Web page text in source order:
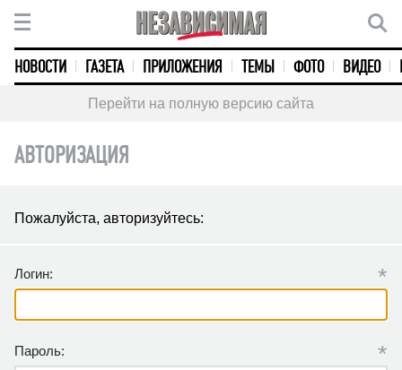
НОВОСТИ ГАЗЕТА ПРИЛОЖЕНИЯ ТЕМЫ ФОТО ВИДЕО
Перейти на полную версию сайта
АВТОРИЗАЦИЯ
Пожалуйста, авторизуйтесь:
Логин: *
Пароль: *